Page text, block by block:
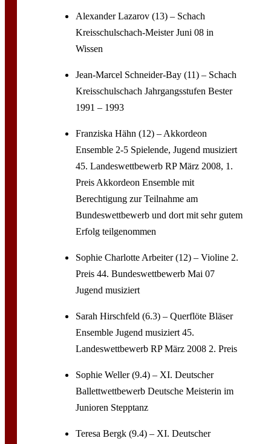
Alexander Lazarov (13) – Schach
Kreisschulschach-Meister Juni 08 in
Wissen
Jean-Marcel Schneider-Bay (11) – Schach
Kreisschulschach Jahrgangsstufen Bester
1991 – 1993
Franziska Hähn (12) – Akkordeon
Ensemble 2-5 Spielende, Jugend musiziert
45. Landeswettbewerb RP März 2008, 1.
Preis Akkordeon Ensemble mit
Berechtigung zur Teilnahme am
Bundeswettbewerb und dort mit sehr gutem
Erfolg teilgenommen
Sophie Charlotte Arbeiter (12) – Violine 2.
Preis 44. Bundeswettbewerb Mai 07
Jugend musiziert
Sarah Hirschfeld (6.3) – Querflöte Bläser
Ensemble Jugend musiziert 45.
Landeswettbewerb RP März 2008 2. Preis
Sophie Weller (9.4) – XI. Deutscher
Ballettwettbewerb Deutsche Meisterin im
Junioren Stepptanz
Teresa Bergk (9.4) – XI. Deutscher